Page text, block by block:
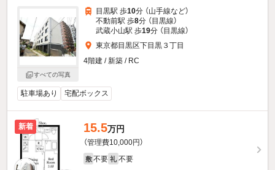
すべての写真
目黒駅 歩10分 （山手線など）
不動前駅 歩8分 （目黒線）
武蔵小山駅 歩19分 （目黒線）
東京都目黒区下目黒３丁目
4階建 / 新築 / RC
駐車場あり 宅配ボックス
新着 15.5万円
（管理費10,000円）
敷 不要 礼 不要